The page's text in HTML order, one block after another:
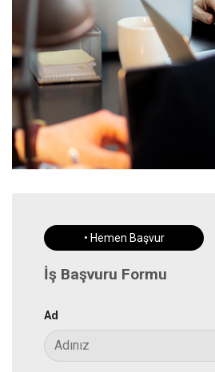
• Hemen Başvur
İş Başvuru Formu
Ad